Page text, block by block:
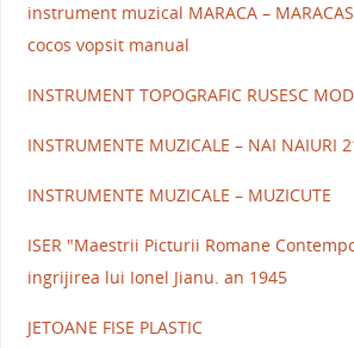
instrument muzical MARACA –
cocos vopsit manual
INSTRUMENT TOPOGRAFIC RUSESC
INSTRUMENTE MUZICALE – NAI NAIURI
INSTRUMENTE MUZICALE – MUZICUTE
ISER "Maestrii Picturii Romane
ingrijirea lui Ionel Jianu. an 1945
JETOANE FISE PLASTIC